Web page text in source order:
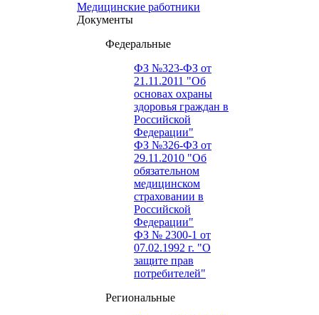
Медицинские работники
Документы
Федеральные
ФЗ №323-ФЗ от
21.11.2011 "Об
основах охраны
здоровья граждан в
Российской
Федерации"
ФЗ №326-ФЗ от
29.11.2010 "Об
обязательном
медицинском
страховании в
Российской
Федерации"
ФЗ № 2300-1 от
07.02.1992 г. "О
защите прав
потребителей"
Региональные